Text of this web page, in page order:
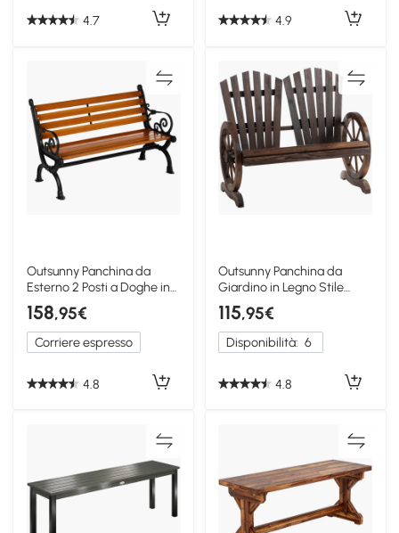
4.7 4.9
Outsunny Panchina da
Esterno 2 Posti a Doghe in
Legno e Alluminio
158,95€
Corriere espresso
4.8
Outsunny Panchina da
Giardino in Legno Stile
Country
115,95€
Disponibilità: 6
4.8